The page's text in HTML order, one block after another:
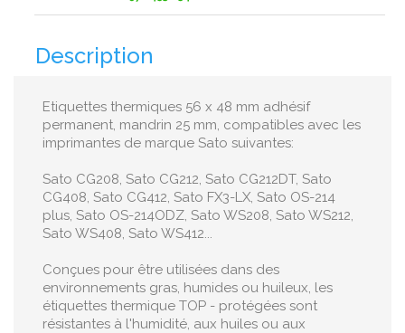
Description
Etiquettes thermiques 56 x 48 mm adhésif
permanent, mandrin 25 mm, compatibles avec les
imprimantes de marque Sato suivantes:
Sato CG208, Sato CG212, Sato CG212DT, Sato
CG408, Sato CG412, Sato FX3-LX, Sato OS-214
plus, Sato OS-214ODZ, Sato WS208, Sato WS212,
Sato WS408, Sato WS412...
Conçues pour être utilisées dans des
environnements gras, humides ou huileux, les
étiquettes thermique TOP - protégées sont
résistantes à l'humidité, aux huiles ou aux